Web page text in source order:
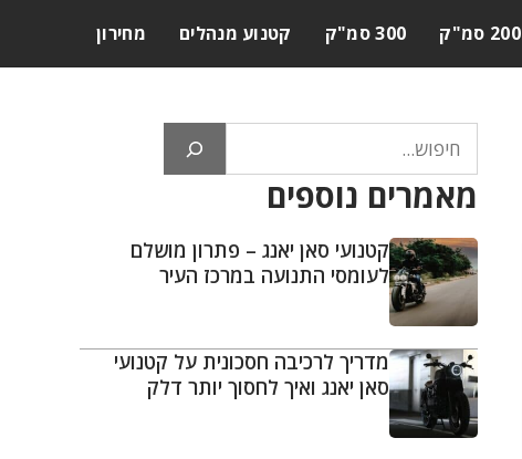
200 סמ"ק 300 סמ"ק קטנוע מנהלים מחירון
מאמרים נוספים
קטנועי סאן יאנג – פתרון מושלם
לעומסי התנועה במרכז העיר
מדריך לרכיבה חסכונית על קטנועי
סאן יאנג ואיך לחסוך יותר דלק